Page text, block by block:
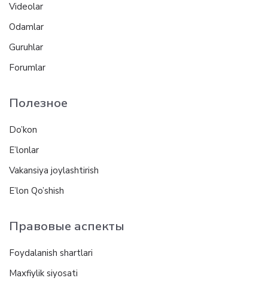
Videolar
Odamlar
Guruhlar
Forumlar
Полезное
Do’kon
E’lonlar
Vakansiya joylashtirish
E’lon Qo’shish
Правовые аспекты
Foydalanish shartlari
Maxfiylik siyosati